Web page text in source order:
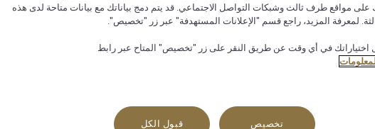
عرض التوافر
مواقع طرف ثالث وشبكات التواصل الاجتماعي. قد يتم دمج بياناتك مع بيانات متاحة لدى هذه
لمعرفة المزيد، راجع قسم "الإعلانات المستهدفة" عبر زر "تخصيص".
اختياراتك في أي وقت عن طريق النقر على زر "تخصيص" المتاح عبر رابط
تخصيص قبول الكل